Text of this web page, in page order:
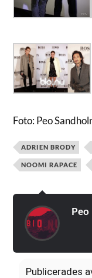
Foto: Peo
ADRIEN BRODY
NOOMI RAPACE
Peo
Publicerades